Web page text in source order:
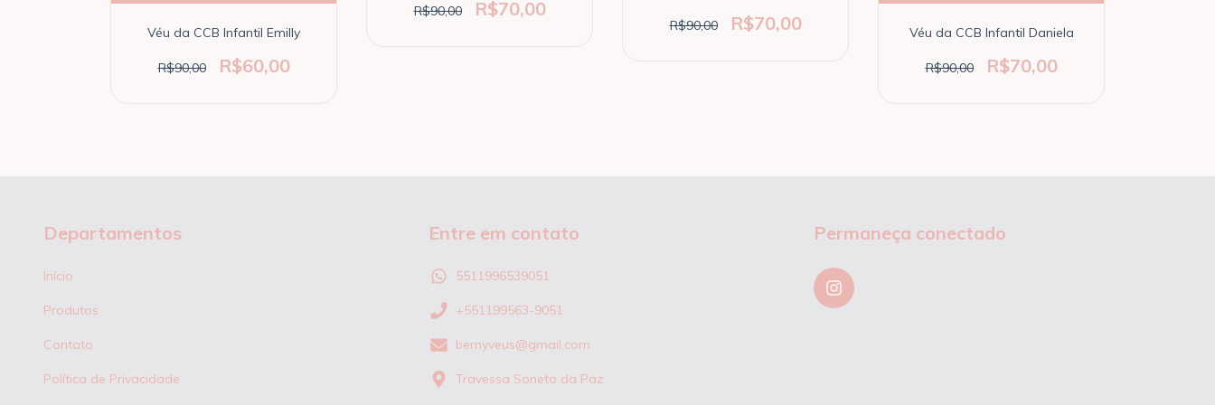
Véu da CCB Infantil Emilly
R$90,00 R$60,00
R$90,00 R$70,00
R$90,00 R$70,00 Véu da CCB Infantil Daniela
R$90,00 R$70,00
Departamentos
Início
Produtos
Contato
Política de Privacidade
Entre em contato
5511996539051
+551199563-9051
bemyveus@gmail.com
Travessa Soneto da Paz
Permaneça conectado